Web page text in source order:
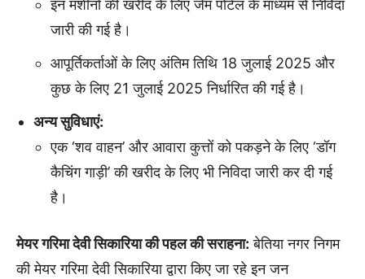
इन मशीनों की खरीद के लिए जेम पोर्टल के माध्यम से निविदा
जारी की गई है।
आपूर्तिकर्ताओं के लिए अंतिम तिथि 18 जुलाई 2025 और
कुछ के लिए 21 जुलाई 2025 निर्धारित की गई है।
अन्य सुविधाएं:
एक ‘शव वाहन’ और आवारा कुत्तों को पकड़ने के लिए ‘डॉग
कैचिंग गाड़ी’ की खरीद के लिए भी निविदा जारी कर दी गई
है।
मेयर गरिमा देवी सिकारिया की पहल की सराहना: बेतिया नगर निगम
की मेयर गरिमा देवी सिकारिया द्वारा किए जा रहे इन जन